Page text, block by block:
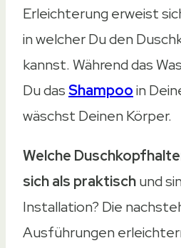
Erleichterung erweist
in welcher Du den
kannst. Während das
Du dasShampooin
wäschst Deinen Körper.
Welche
sich als praktischund
Installation? Die
Ausführungen